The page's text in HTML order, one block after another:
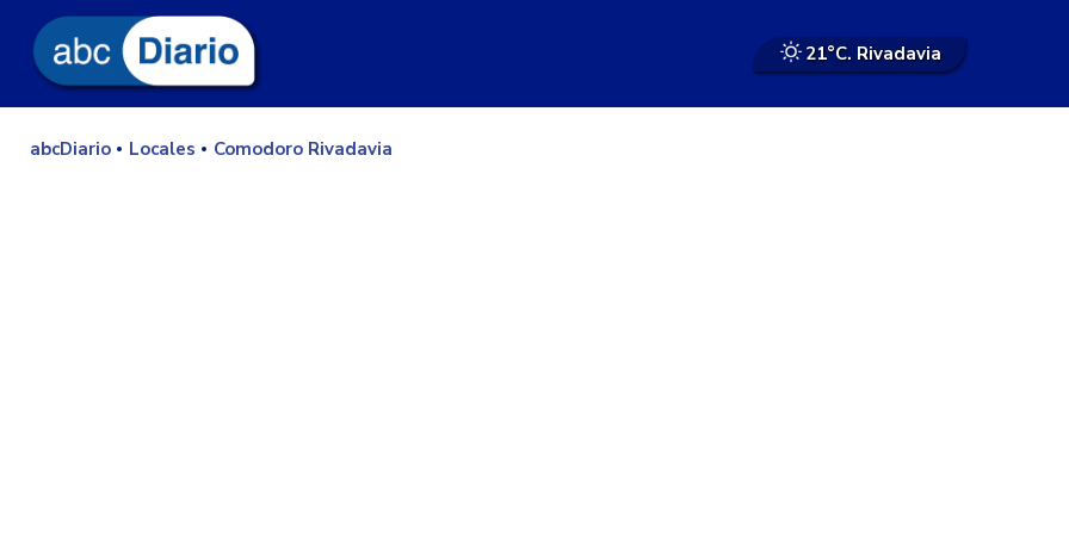
21°C. Rivadavia
abcDiario Locales Comodoro Rivadavia